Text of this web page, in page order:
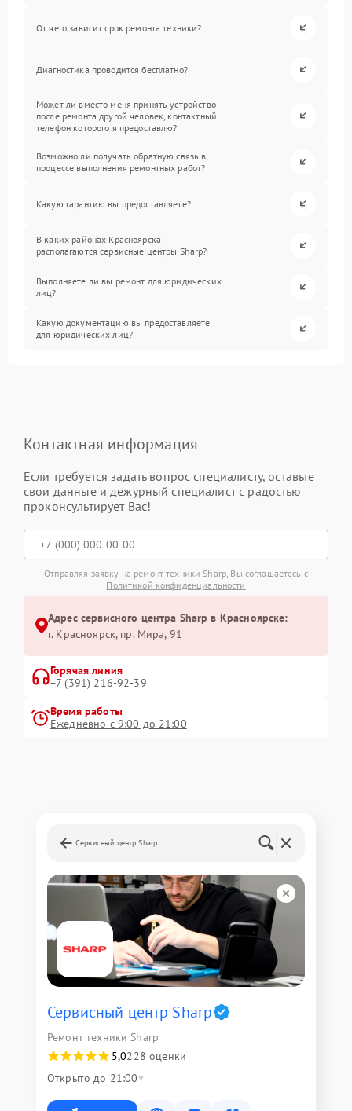
От чего зависит срок ремонта техники?
Диагностика проводится бесплатно?
Может ли вместо меня принять устройство
после ремонта другой человек, контактный
телефон которого я предоставлю?
Возможно ли получать обратную связь в
процессе выполнения ремонтных работ?
Какую гарантию вы предоставляете?
В каких районах Красноярска
располагаются сервисные центры Sharp?
Выполняете ли вы ремонт для юридических
лиц?
Какую документацию вы предоставляете
для юридических лиц?
Контактная информация
Если требуется задать вопрос специалисту, оставьте
свои данные и дежурный специалист с радостью
проконсультирует Вас!
Отправляя заявку на ремонт техники Sharp, Вы соглашаетесь с
Политикой конфиденциальности
Адрес сервисного центра Sharp в Красноярске:
г. Красноярск, ​пр. Мира, 91
Горячая линия
+7 (391) 216-92-39
Время работы
Ежедневно с 9:00 до 21:00
Сервисный центр Sharp
Сервисный центр Sharp
Ремонт техники Sharp
5,0228 оценки
Открыто до 21:00